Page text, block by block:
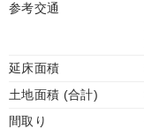
参考交通
延床面積
土地面積 (合計)
間取り